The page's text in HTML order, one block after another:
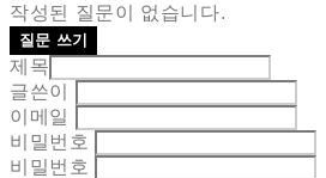
작성된 질문이 없습니다.
질문 쓰기
제목
글쓴이
이메일
비밀번호
비밀번호